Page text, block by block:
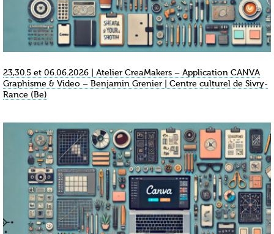
23,30.5 et 06.06.2026 | Atelier CreaMakers – Application CANVA
Graphisme & Video – Benjamin Grenier | Centre culturel de Sivry-
Rance (Be)